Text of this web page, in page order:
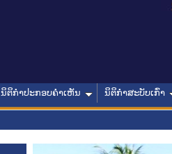
ນິຕິກໍາປະກອບຄໍາເຫັນ ນິຕິກໍາສະບັບເກົ່າ